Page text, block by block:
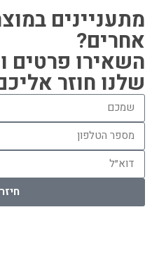
מתעניינים
אחרים?
השאירו פרטים
שלנו חוזר